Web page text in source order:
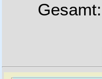
Gesamt: